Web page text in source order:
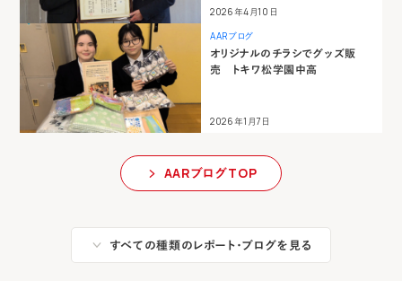
2026年4月10日
AARブログ
オリジナルのチラシでグッズ販
売 トキワ松学園中高
2026年1月7日
AARブログTOP
すべての種類のレポート・ブログを見る